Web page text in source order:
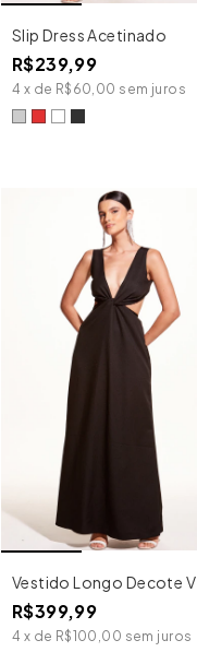
Slip Dress Acetinado
R$239,99
4 x de R$60,00 sem juros
Vestido Longo Decote V
R$399,99
4 x de R$100,00 sem juros